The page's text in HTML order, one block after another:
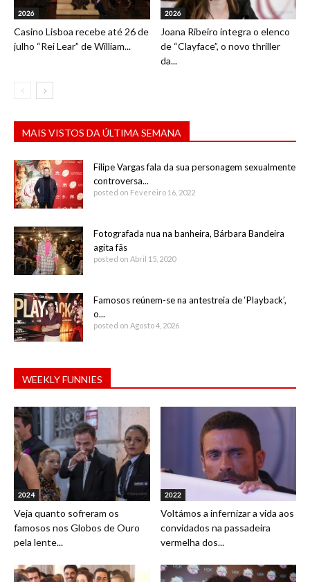
2026
Casino Lisboa recebe até 26 de
julho “Rei Lear” de William...
2026
Joana Ribeiro integra o elenco
de “Clayface”, o novo thriller
da...
MAIS VISTOS DA ÚLTIMA SEMANA
Filipe Vargas fala da sua personagem sexualmente
controversa...
posted on Fevereiro 16, 2022
Fotografada nua na banheira, Bárbara Bandeira
agita fãs
posted on Abril 15, 2020
Famosos reúnem-se na antestreia de ‘Playback’,
o...
posted on Agosto 4, 2026
WEEKLY FUNNIES
2024
Veja quanto sofreram os
famosos nos Globos de Ouro
pela lente...
2022
Voltámos a infernizar a vida aos
convidados na passadeira
vermelha dos...